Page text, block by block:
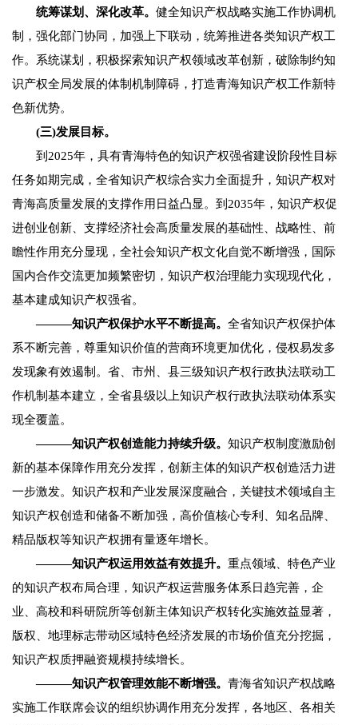
统筹谋划、深化改革。 健全知识产权战略实施工作协调机
制，强化部门协同，加强上下联动，统筹推进各类知识产权工
作。系统谋划，积极探索知识产权领域改革创新，破除制约知
识产权全局发展的体制机制障碍，打造青海知识产权工作新特
色新优势。
(三)发展目标。
到2025年，具有青海特色的知识产权强省建设阶段性目标
任务如期完成，全省知识产权综合实力全面提升，知识产权对
青海高质量发展的支撑作用日益凸显。到2035年，知识产权促
进创业创新、支撑经济社会高质量发展的基础性、战略性、前
瞻性作用充分显现，全社会知识产权文化自觉不断增强，国际
国内合作交流更加频繁密切，知识产权治理能力实现现代化，
基本建成知识产权强省。
———知识产权保护水平不断提高。 全省知识产权保护体
系不断完善，尊重知识价值的营商环境更加优化，侵权易发多
发现象有效遏制。省、市州、县三级知识产权行政执法联动工
作机制基本建立，全省县级以上知识产权行政执法联动体系实
现全覆盖。
———知识产权创造能力持续升级。 知识产权制度激励创
新的基本保障作用充分发挥，创新主体的知识产权创造活力进
一步激发。知识产权和产业发展深度融合，关键技术领域自主
知识产权创造和储备不断加强，高价值核心专利、知名品牌、
精品版权等知识产权拥有量逐年增长。
———知识产权运用效益有效提升。 重点领域、特色产业
的知识产权布局合理，知识产权运营服务体系日趋完善，企
业、高校和科研院所等创新主体知识产权转化实施效益显著，
版权、地理标志带动区域特色经济发展的市场价值充分挖掘，
知识产权质押融资规模持续增长。
———知识产权管理效能不断增强。 青海省知识产权战略
实施工作联席会议的组织协调作用充分发挥，各地区、各相关